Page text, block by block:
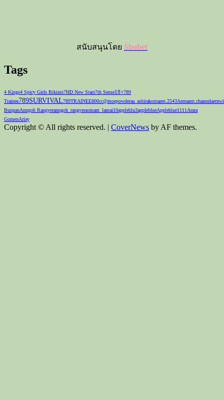
สนับสนุนโดย Sbobet
Tags
4 Kings4 Spicy Girls Bikinis7HD New Stars7th Sense18+789
Trainee789SURVIVAL789TRAINEE800cc@moepowderaa_ashirakornaern.2543Aernaern.channel
BunpanAnngoh Rangyeranngoh_rangyeraomam_lamai10appleblu3appleblueAppleblue1111 Arara
GomenAriay
Copyright © All rights reserved. | CoverNews by AF themes.